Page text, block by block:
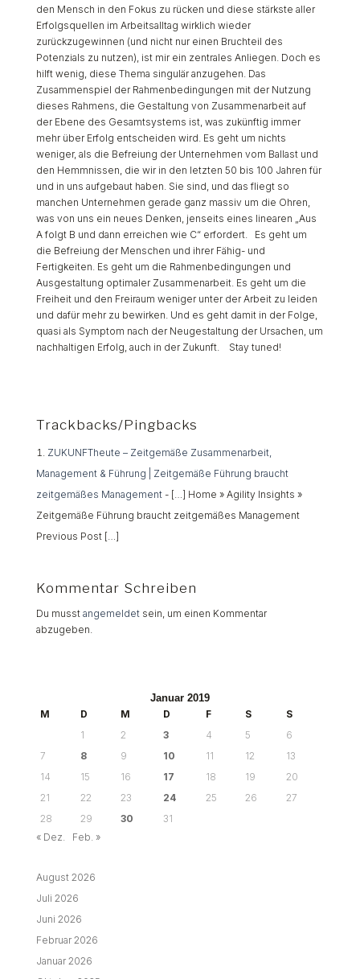
den Mensch in den Fokus zu rücken und diese stärkste aller
Erfolgsquellen im Arbeitsalltag wirklich wieder
zurückzugewinnen (und nicht nur einen Bruchteil des
Potenzials zu nutzen), ist mir ein zentrales Anliegen. Doch es
hilft wenig, diese Thema singulär anzugehen. Das
Zusammenspiel der Rahmenbedingungen mit der Nutzung
dieses Rahmens, die Gestaltung von Zusammenarbeit auf
der Ebene des Gesamtsystems ist, was zukünftig immer
mehr über Erfolg entscheiden wird. Es geht um nichts
weniger, als die Befreiung der Unternehmen vom Ballast und
den Hemmnissen, die wir in den letzten 50 bis 100 Jahren für
und in uns aufgebaut haben. Sie sind, und das fliegt so
manchen Unternehmen gerade ganz massiv um die Ohren,
was von uns ein neues Denken, jenseits eines linearen „Aus
A folgt B und dann erreichen wie C“ erfordert. Es geht um
die Befreiung der Menschen und ihrer Fähig- und
Fertigkeiten. Es geht um die Rahmenbedingungen und
Ausgestaltung optimaler Zusammenarbeit. Es geht um die
Freiheit und den Freiraum weniger unter der Arbeit zu leiden
und dafür mehr zu bewirken. Und es geht damit in der Folge,
quasi als Symptom nach der Neugestaltung der Ursachen, um
nachhaltigen Erfolg, auch in der Zukunft.
Stay tuned!
Trackbacks/Pingbacks
ZUKUNFTheute – Zeitgemäße Zusammenarbeit,
Management & Führung | Zeitgemäße Führung braucht
zeitgemäßes Management- […] Home » Agility Insights »
Zeitgemäße Führung braucht zeitgemäßes Management
Previous Post […]
Kommentar Schreiben
Du musst angemeldetsein, um einen Kommentar
abzugeben.
Januar 2019
M
D M D F S
S
1
2 3 4 5
6
7
8 9 10 11 12
13
14
15 16 17 18 19
20
21
22 23 24 25 26
27
28
29 30
31
« Dez.
Feb. »
August 2026
Juli 2026
Juni 2026
Februar 2026
Januar 2026